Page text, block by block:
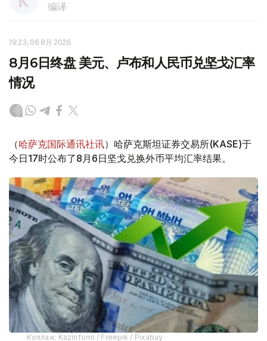
编译
19:23, 06 8月 2026
8月6日终盘 美元、卢布和人民币兑坚戈汇率
情况
（哈萨克国际通讯社讯）哈萨克斯坦证券交易所(KASE)于
今日17时公布了8月6日坚戈兑换外币平均汇率结果。
Коллаж: Kazinform / Freepik / Pixabay